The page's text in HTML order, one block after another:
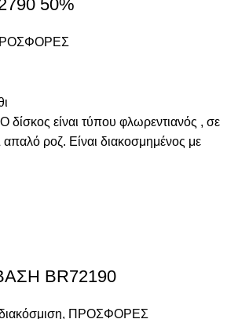
50%
δίσκος είναι τύπου φλωρεντιανός , σε
ροζ. Είναι διακοσμημένος με
BR72190
, ΠΡΟΣΦΟΡΕΣ